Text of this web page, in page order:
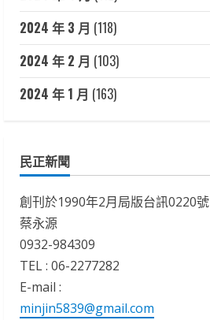
2024 年 3 月 (118)
2024 年 2 月 (103)
2024 年 1 月 (163)
民正新聞
創刊於1990年2月局版台訊0220號
蔡永源
0932-984309
TEL : 06-2277282
E-mail :
minjin5839@gmail.com